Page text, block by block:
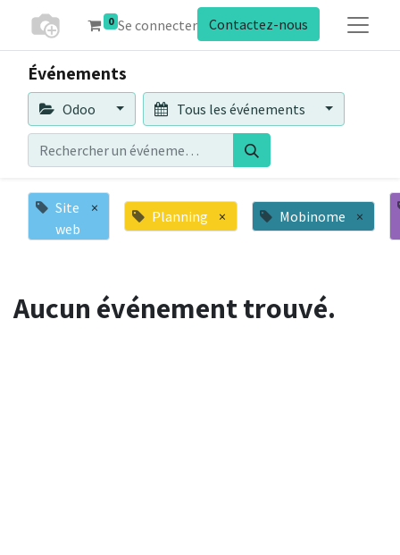
0 Se connecter Contactez-nous
Événements
Odoo Tous les événements
Site
web
× Planning × Mobinome ×
Aucun événement trouvé.